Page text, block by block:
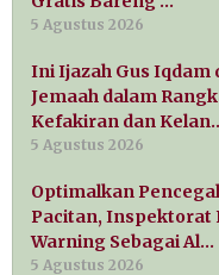
5 Agustus 2026
Ini Ijazah Gus Iqdam
Jemaah dalam
Kefakiran dan
5 Agustus 2026
Optimalkan
Pacitan, Inspektorat
Warning Sebagai Al…
5 Agustus 2026